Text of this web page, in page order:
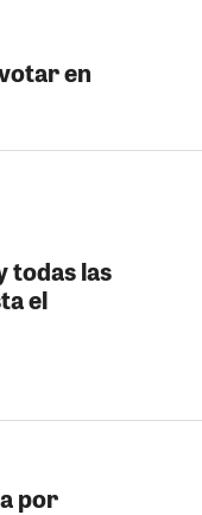
en
todas las
el
por